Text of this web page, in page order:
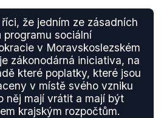
že jedním ze zásadních
programu sociální
v Moravskoslezském
zákonodárná iniciativa, na
které poplatky, které jsou
v místě svého vzniku
něj mají vrátit a mají být
krajským rozpočtům.